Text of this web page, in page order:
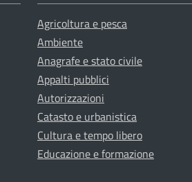
Agricoltura e pesca
Ambiente
Anagrafe e stato civile
Appalti pubblici
Autorizzazioni
Catasto e urbanistica
Cultura e tempo libero
Educazione e formazione